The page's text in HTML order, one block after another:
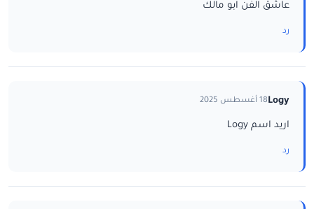
عاشق الفن ابو مالك
رد
Logy18 أغسطس 2025
اريد اسم Logy
رد